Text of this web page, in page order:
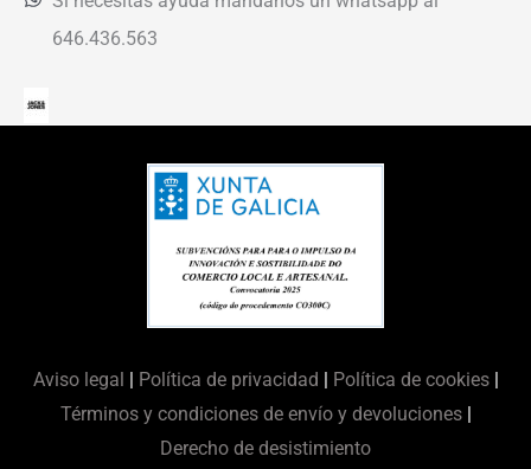
646.436.563
Aviso legal Política de privacidad Política de cookies|
Términos y condiciones de envío y devoluciones|
Derecho de desistimiento